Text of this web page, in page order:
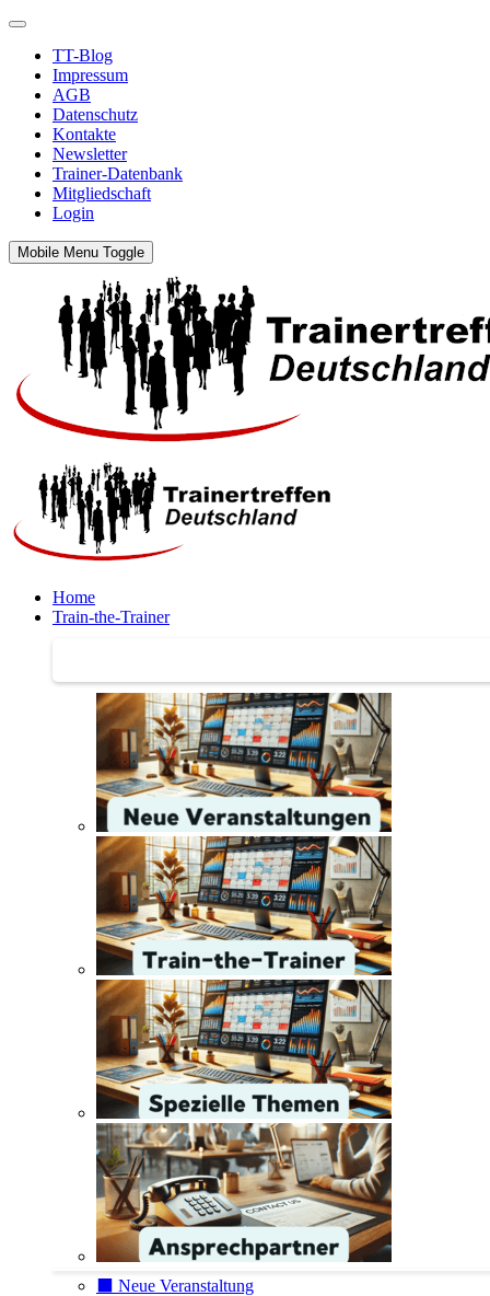
TT-Blog
Impressum
AGB
Datenschutz
Kontakte
Newsletter
Trainer-Datenbank
Mitgliedschaft
Login
Mobile Menu Toggle
Home
Train-the-Trainer
⬛️ Neue Veranstaltung